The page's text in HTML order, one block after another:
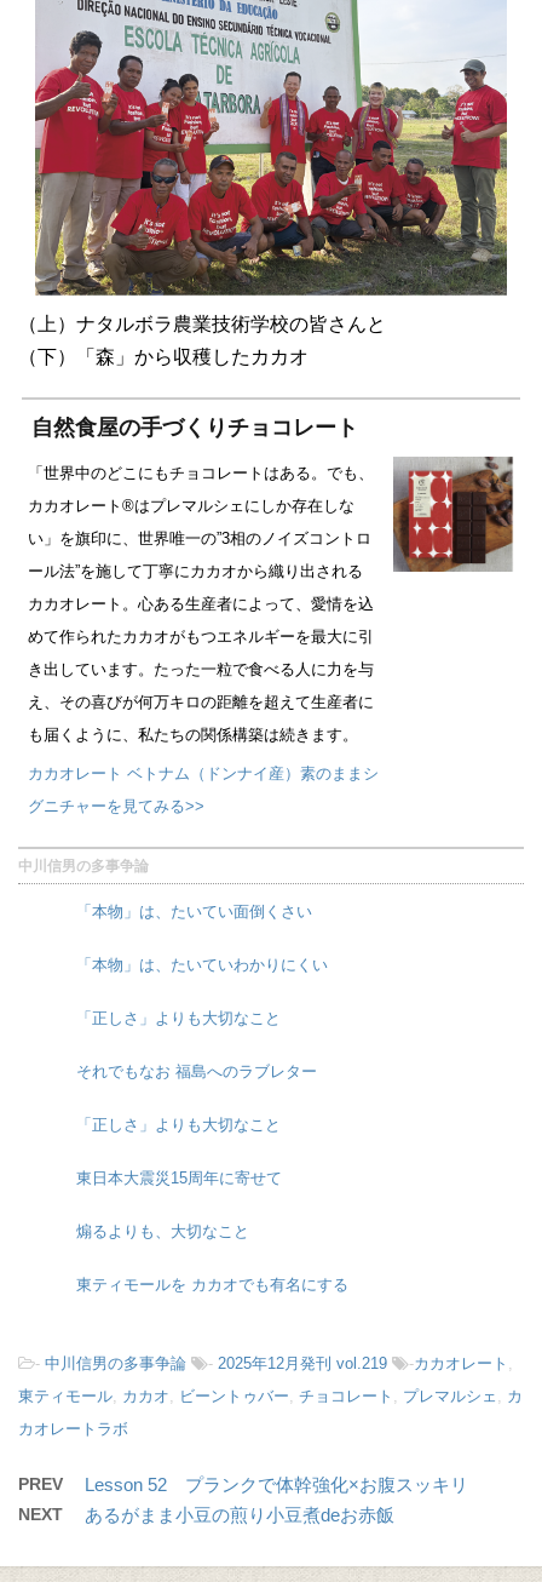
（上）ナタルボラ農業技術学校の皆さんと
（下）「森」から収穫したカカオ
自然食屋の手づくりチョコレート
「世界中のどこにもチョコレートはある。でも、
カカオレート®はプレマルシェにしか存在しな
い」を旗印に、世界唯一の”3相のノイズコントロ
ール法”を施して丁寧にカカオから織り出される
カカオレート。心ある生産者によって、愛情を込
めて作られたカカオがもつエネルギーを最大に引
き出しています。たった一粒で食べる人に力を与
え、その喜びが何万キロの距離を超えて生産者に
も届くように、私たちの関係構築は続きます。
カカオレート ベトナム（ドンナイ産）素のままシ
グニチャーを見てみる>>
中川信男の多事争論
「本物」は、たいてい面倒くさい
「本物」は、たいていわかりにくい
「正しさ」よりも大切なこと
それでもなお 福島へのラブレター
「正しさ」よりも大切なこと
東日本大震災15周年に寄せて
煽るよりも、大切なこと
東ティモールを カカオでも有名にする
- 中川信男の多事争論 - 2025年12月発刊 vol.219 -カカオレート ,
東ティモール, カカオ, ビーントゥバー, チョコレート , プレマルシェ , カ
カオレートラボ
PREV Lesson 52 プランクで体幹強化×お腹スッキリ
NEXT あるがまま小豆の煎り小豆煮deお赤飯